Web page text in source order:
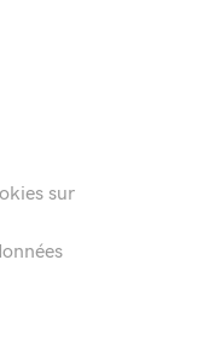
sur